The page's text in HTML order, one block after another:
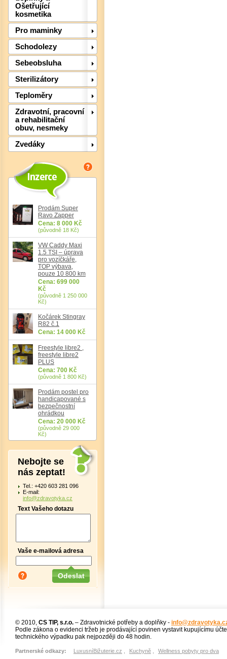
Ošetřující
kosmetika
Pro maminky
Schodolezy
Sebeobsluha
Sterilizátory
Teploměry
Zdravotní, pracovní
a rehabilitační
obuv, nesmeky
Zvedáky
Prodám Super
Ravo Zapper
Cena: 8 000 Kč
(původně 18 Kč)
VW Caddy Maxi
1.5 TSI – úprava
pro vozíčkáře,
TOP výbava,
pouze 10 800 km
Cena: 699 000
Kč
(původně 1 250 000
Kč)
Kočárek Stingray
R82 č.1
Cena: 14 000 Kč
Freestyle libre2 ,
freestyle libre2
PLUS
Cena: 700 Kč
(původně 1 800 Kč)
Prodám postel pro
handicapované s
bezpečnostní
ohrádkou
Cena: 20 000 Kč
(původně 29 000
Kč)
Nebojte se
nás zeptat!
Tel.: +420 603 281 096
E-mail:
info@zdravotyka.cz
Text Vašeho dotazu
Vaše e-mailová adresa
© 2010, CS TIP, s.r.o. – Zdravotnické potřeby a doplňky -
Podle zákona o evidenci tržeb je prodávající povinen vystavit kupujícímu
technického výpadku pak nejpozději do 48 hodin.
Partnerské odkazy: LuxusníBižuterie.cz Kuchyně Wellness pobyty pro dva